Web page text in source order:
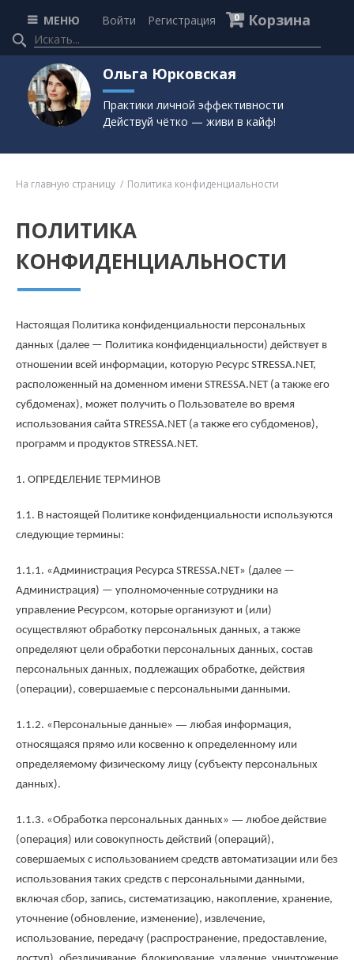
МЕНЮ Войти Регистрация 0 Корзина
Ольга Юрковская
Практики личной эффективности
Действуй чётко — живи в кайф!
На главную страницу Политика конфиденциальности
ПОЛИТИКА
КОНФИДЕНЦИАЛЬНОСТИ
Настоящая Политика конфиденциальности персональных
данных (далее — Политика конфиденциальности) действует в
отношении всей информации, которую Ресурс STRESSA.NET,
расположенный на доменном имени STRESSA.NET (а также его
субдоменах), может получить о Пользователе во время
использования сайта STRESSA.NET (а также его субдоменов),
программ и продуктов STRESSA.NET.
1. ОПРЕДЕЛЕНИЕ ТЕРМИНОВ
1.1. В настоящей Политике конфиденциальности используются
следующие термины:
1.1.1. «Администрация Ресурса STRESSA.NET» (далее —
Администрация) — уполномоченные сотрудники на
управление Ресурсом, которые организуют и (или)
осуществляют обработку персональных данных, а также
определяют цели обработки персональных данных, состав
персональных данных, подлежащих обработке, действия
(операции), совершаемые с персональными данными.
1.1.2. «Персональные данные» — любая информация,
относящаяся прямо или косвенно к определенному или
определяемому физическому лицу (субъекту персональных
данных).
1.1.3. «Обработка персональных данных» — любое действие
(операция) или совокупность действий (операций),
совершаемых с использованием средств автоматизации или без
использования таких средств с персональными данными,
включая сбор, запись, систематизацию, накопление, хранение,
уточнение (обновление, изменение), извлечение,
использование, передачу (распространение, предоставление,